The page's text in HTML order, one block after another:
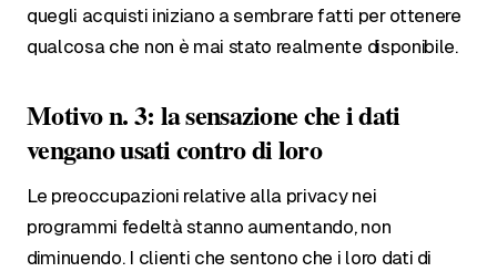
quegli acquisti iniziano a sembrare fatti per ottenere
qualcosa che non è mai stato realmente disponibile.
Motivo n. 3: la sensazione che i dati
vengano usati contro di loro
Le preoccupazioni relative alla privacy nei
programmi fedeltà stanno aumentando, non
diminuendo. I clienti che sentono che i loro dati di